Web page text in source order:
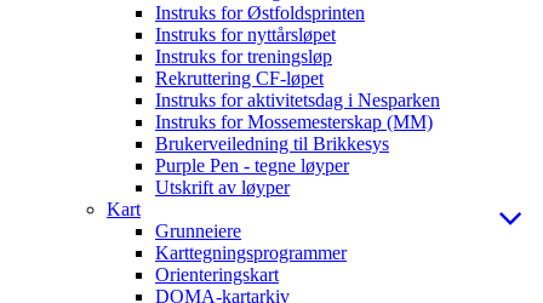
Instruks for Østfoldsprinten
Instruks for nyttårsløpet
Instruks for treningsløp
Rekruttering CF-løpet
Instruks for aktivitetsdag i Nesparken
Instruks for Mossemesterskap (MM)
Brukerveiledning til Brikkesys
Purple Pen - tegne løyper
Utskrift av løyper
Kart
Grunneiere
Karttegningsprogrammer
Orienteringskart
DOMA-kartarkiv